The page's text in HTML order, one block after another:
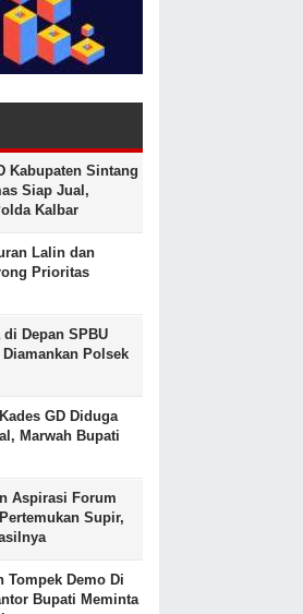
Kabupaten Sintang
Siap Jual,
Kalbar
Lalin dan
Prioritas
Depan SPBU
Polsek
GD Diduga
Marwah Bupati
Aspirasi Forum
Supir,
Tompek Demo Di
Bupati Meminta